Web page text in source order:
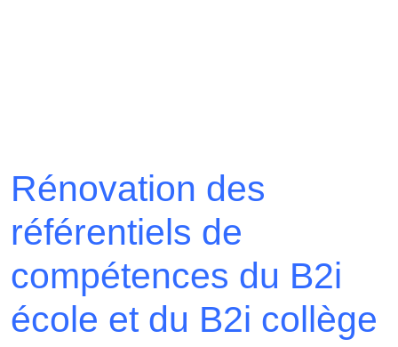
Rénovation des
référentiels de
compétences du B2i
école et du B2i collège